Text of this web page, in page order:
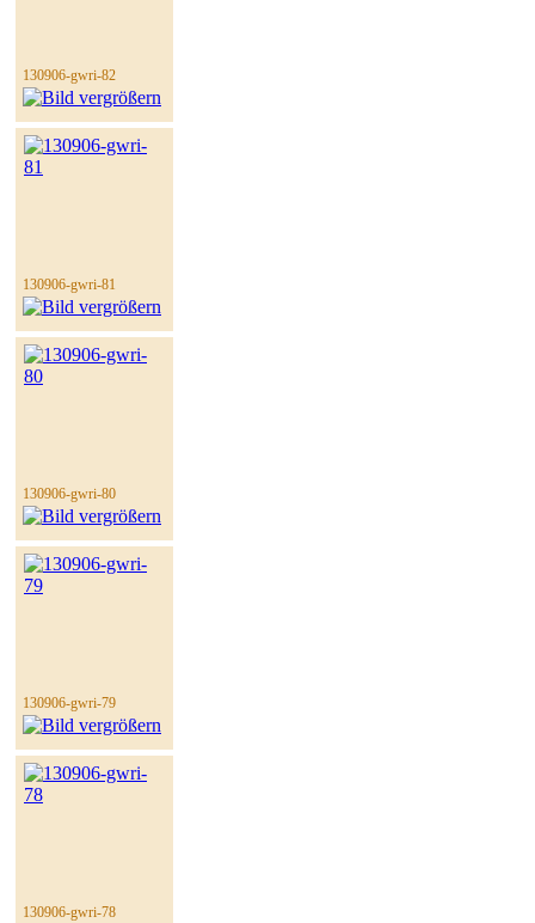
130906-gwri-82
130906-gwri-81
130906-gwri-80
130906-gwri-79
130906-gwri-78